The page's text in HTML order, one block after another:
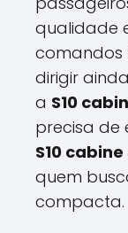
qualidade
comandos
dirigir
a S10
precisa de
S10
quem
compacta.